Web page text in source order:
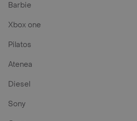
Barbie
Xbox one
Pilatos
Atenea
Diesel
Sony